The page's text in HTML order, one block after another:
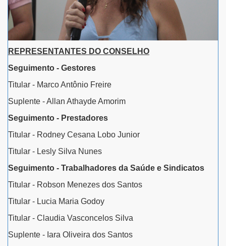
REPRESENTANTES DO CONSELHO
Seguimento - Gestores
Titular - Marco Antônio Freire
Suplente - Allan Athayde Amorim
Seguimento - Prestadores
Titular - Rodney Cesana Lobo Junior
Titular - Lesly Silva Nunes
Seguimento - Trabalhadores da Saúde e Sindicatos
Titular - Robson Menezes dos Santos
Titular - Lucia Maria Godoy
Titular - Claudia Vasconcelos Silva
Suplente - Iara Oliveira dos Santos